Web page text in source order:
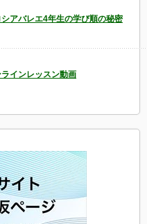
アバレエ4年生の学び順の秘密
インレッスン動画